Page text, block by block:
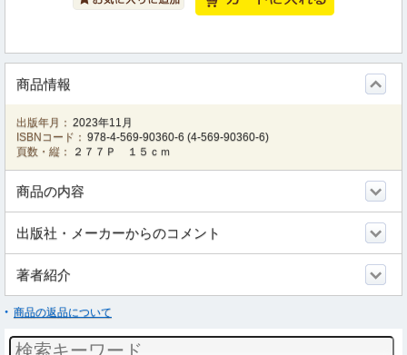
商品情報
出版年月： 2023年11月
ISBNコード： 978-4-569-90360-6 (4-569-90360-6)
頁数・縦：
２７７Ｐ １５ｃｍ
商品の内容
出版社・メーカーからのコメント
著者紹介
商品の返品について